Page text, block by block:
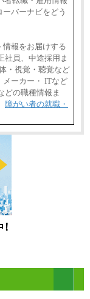
バーナビをどう
情報をお届けする
社員、中途採用ま
・視覚・聴覚など
メーカー・ ITなど
どの職種情報ま
障がい者の就職・